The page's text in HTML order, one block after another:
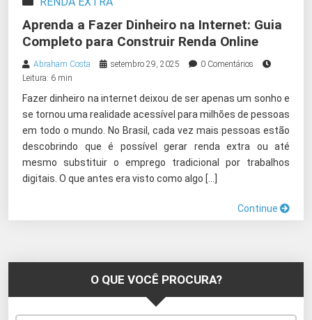
Aprenda a Fazer Dinheiro na Internet: Guia
Completo para Construir Renda Online
Abraham Costa setembro 29, 2025
0 Comentários
Leitura: 6 min
Fazer dinheiro na internet deixou de ser apenas um sonho e
se tornou uma realidade acessível para milhões de pessoas
em todo o mundo. No Brasil, cada vez mais pessoas estão
descobrindo que é possível gerar renda extra ou até
mesmo substituir o emprego tradicional por trabalhos
digitais. O que antes era visto como algo […]
Continue
O QUE VOCÊ PROCURA?